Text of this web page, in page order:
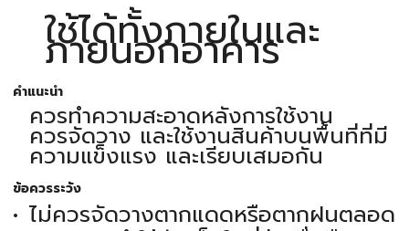
ใช้ได้ทั้งภายในและ
ภายนอกอาคาร
คำแนะนำ
ควรทำความสะอาดหลังการใช้งาน
ควรจัดวาง และใช้งานสินค้าบนพื้นที่ที่มี
ความแข็งแรง และเรียบเสมอกัน
ข้อควรระวัง
ไม่ควรจัดวางตากแดดหรือตากฝนตลอด